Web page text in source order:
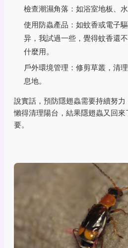
檢查潮濕角落：如浴室地板、水
使用防蟲產品：如蚊香或電子
异，我試過一些，覺得蚊香還
什麼用。
戶外環境管理：修剪草叢，清
息地。
說實話，預防隱翅蟲需要持續努
懶得清理陽台，結果隱翅蟲又回
要。